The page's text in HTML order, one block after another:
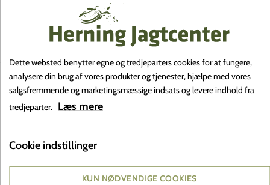
Lejemål sker fra kl. 10.00 til kl. 10.00 på sidste dag af
lejemål - med mindre andet aftales
Pris pr. dag kr. 1200,-
Pris pr. weekend
Lokaler afleveres rengjorte - i modsat fald faktureres 400
Betaling via faktura
Dette websted benytter egne og tredjeparters cookies for at fungere,
analysere din brug af vores produkter og tjenester, hjælpe med vores
salgsfremmende og marketingsmæssige indsats og levere indhold fra
tredjeparter. Læs mere
Cookie indstillinger
KUN NØDVENDIGE COOKIES